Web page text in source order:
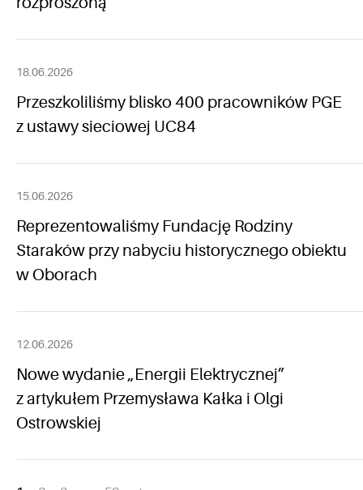
18.06.2026
Przeszkoliliśmy blisko 400 pracowników PGE
z ustawy sieciowej UC84
15.06.2026
Reprezentowaliśmy Fundację Rodziny
Staraków przy nabyciu historycznego obiektu
w Oborach
12.06.2026
Nowe wydanie „Energii Elektrycznej”
z artykułem Przemysława Kałka i Olgi
Ostrowskiej